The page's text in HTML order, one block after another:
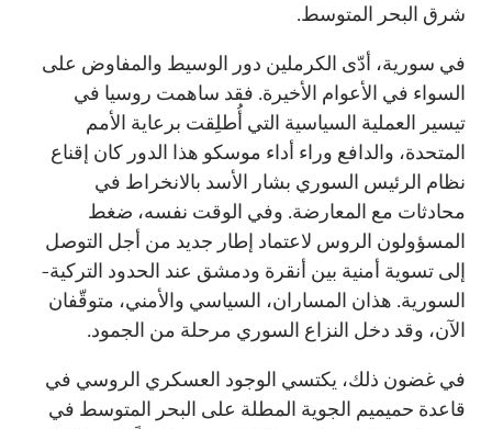
شرق البحر المتوسط.
في سورية، أدّى الكرملين دور الوسيط والمفاوض على
السواء في الأعوام الأخيرة. فقد ساهمت روسيا في
تيسير العملية السياسية التي أُطلِقت برعاية الأمم
المتحدة، والدافع وراء أداء موسكو هذا الدور كان إقناع
نظام الرئيس السوري بشار الأسد بالانخراط في
محادثات مع المعارضة. وفي الوقت نفسه، ضغط
المسؤولون الروس لاعتماد إطار جديد من أجل التوصل
إلى تسوية أمنية بين أنقرة ودمشق عند الحدود التركية-
السورية. هذان المساران، السياسي والأمني، متوقّفان
الآن، وقد دخل النزاع السوري مرحلة من الجمود.
في غضون ذلك، يكتسي الوجود العسكري الروسي في
قاعدة حميميم الجوية المطلة على البحر المتوسط في